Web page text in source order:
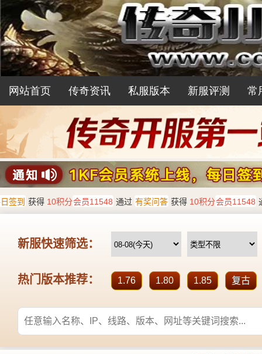
网站首页 传奇资讯 私服版本 新服评测 常